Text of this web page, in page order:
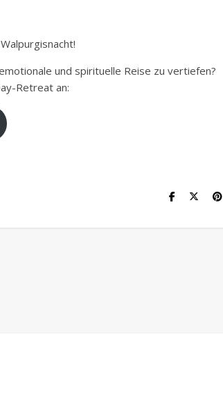
und spirituelle Reise zu vertiefen?
Retreat an: